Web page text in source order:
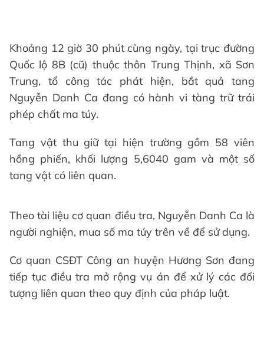
Khoảng 12 giờ 30 phút cùng ngày, tại trục đường
Quốc lộ 8B (cũ) thuộc thôn Trung Thịnh, xã Sơn
Trung, tổ công tác phát hiện, bắt quả tang
Nguyễn Danh Ca đang có hành vi tàng trữ trái
phép chất ma túy.
Tang vật thu giữ tại hiện trường gồm 58 viên
hồng phiến, khối lượng 5,6040 gam và một số
tang vật có liên quan.
Theo tài liệu cơ quan điều tra, Nguyễn Danh Ca là
người nghiện, mua số ma túy trên về để sử dụng.
Cơ quan CSĐT Công an huyện Hương Sơn đang
tiếp tục điều tra mở rộng vụ án để xử lý các đối
tượng liên quan theo quy định của pháp luật.